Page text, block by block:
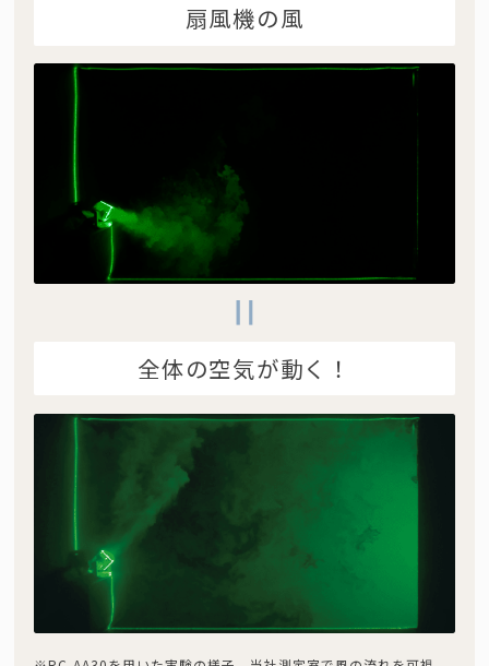
扇風機の風
全体の空気が動く！